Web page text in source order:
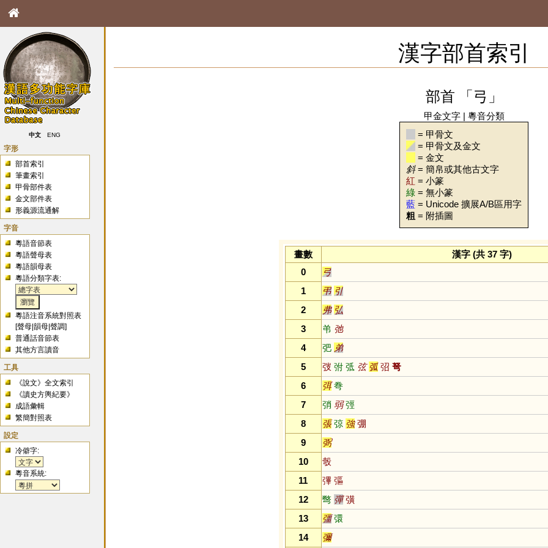
中文 ENG
字形
部首索引
筆畫索引
甲骨部件表
金文部件表
形義源流通解
字音
粵語音節表
粵語聲母表
粵語韻母表
粵語分類字表:
粵語注音系統對照表
[聲母 |韻母 |聲調]
普通話音節表
其他方言讀音
工具
《說文》全文索引
《讀史方輿紀要》
成語彙輯
繁簡對照表
設定
冷僻字:
粵音系統:
漢字部首索引
部首 「弓」
甲金文字| 粵音分類
= 甲骨文
= 甲骨文及金文
= 金文
斜= 簡帛或其他古文字
紅 = 小篆
綠 = 無小篆
藍 = Unicode 擴展A/B區用字
粗 = 附插圖
畫數
漢字 (共 37 字)
0
弓
1
弔 引
2
弗 弘
3
弚 弛
4
弝 弟
5
弢 弣 弤 弦 弧 弨 弩
6
弭 弮
7
弰 弱 弳
8
張 弶 強 弸
9
弼
10
彀
11
彃 彄
12
彆 彈 彉
13
彊 彋
14
彌